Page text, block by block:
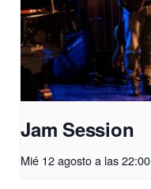
Jam Session
Mié 12 agosto a las 22:00